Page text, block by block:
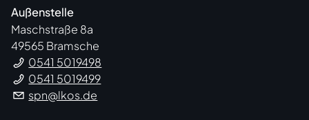
Außenstelle
Maschstraße 8a
49565 Bramsche
0541 5019498
0541 5019499
spn@lkos.de